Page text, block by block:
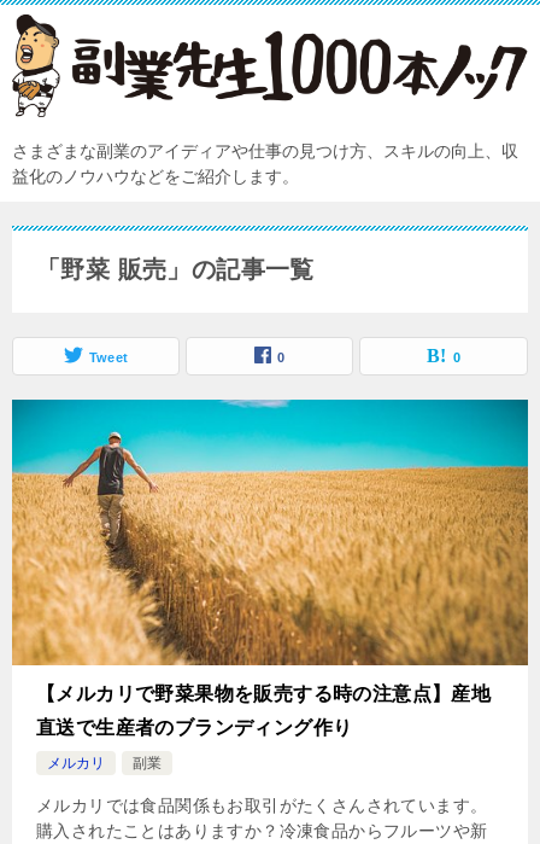
さまざまな副業のアイディアや仕事の見つけ方、スキルの向上、収
益化のノウハウなどをご紹介します。
「野菜 販売」の記事一覧
Tweet 0 0
【メルカリで野菜果物を販売する時の注意点】産地
直送で生産者のブランディング作り
メルカリ 副業
メルカリでは食品関係もお取引がたくさんされています。
購入されたことはありますか？冷凍食品からフルーツや新